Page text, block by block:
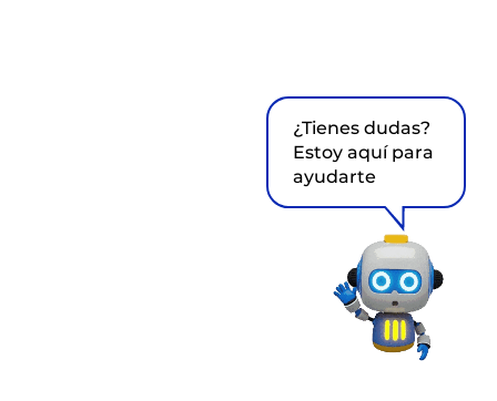
¿Tienes dudas?
Estoy aquí para
ayudarte